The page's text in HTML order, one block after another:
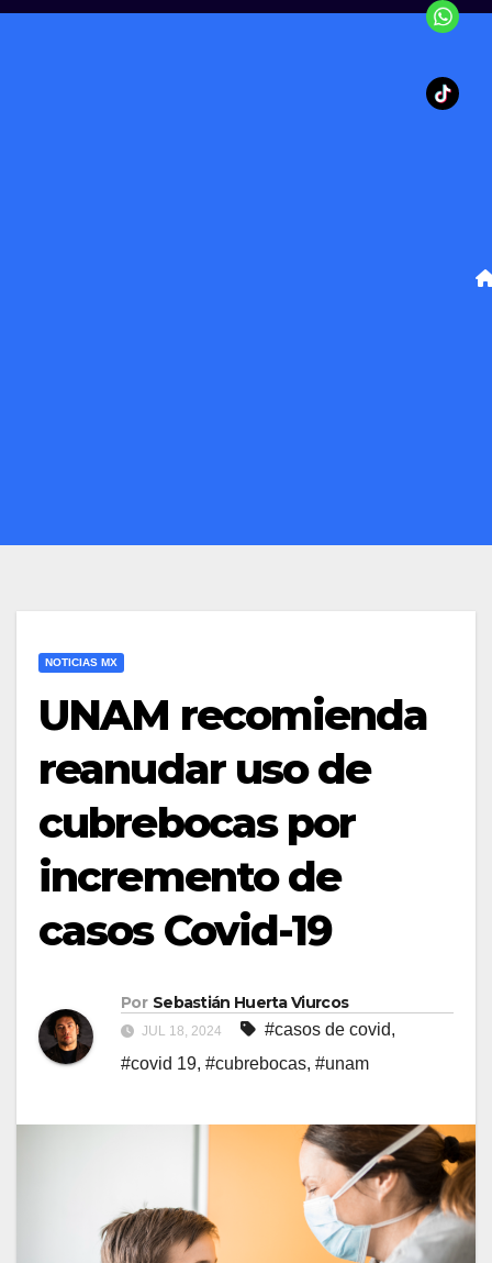
NOTICIAS MX
UNAM recomienda
reanudar uso de
cubrebocas por
incremento de
casos Covid-19
Por Sebastián Huerta Viurcos
JUL 18, 2024 #casos de covid,
#covid 19, #cubrebocas, #unam